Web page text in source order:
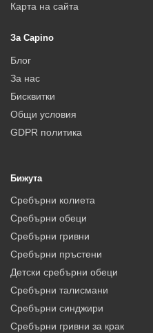
Карта на сайта
За Capino
Блог
За нас
Бисквитки
Общи условия
GDPR политика
Бижута
Сребърни колиета
Сребърни обеци
Сребърни гривни
Сребърни пръстени
Детски сребърни обеци
Сребърни талисмани
Сребърни синджири
Сребърни гривни за крак